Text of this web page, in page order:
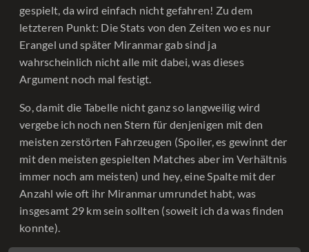
gespielt, da wird einfach nicht gefahren! Zu dem
letzteren Punkt: Die Stats von den Zeiten wo es nur
Erangel und später Miranmar gab sind ja
wahrscheinlich nicht alle mit dabei, was dieses
Argument noch mal festigt.
So, damit die Tabelle nicht ganz so langweilig wird
vergebe ich noch nen Stern für denjenigen mit den
meisten zerstörten Fahrzeugen (Spoiler, es gewinnt der
mit den meisten gespielten Matches aber im Verhältnis
immer noch am meisten) und hey, eine Spalte mit der
Anzahl wie oft ihr Miranmar umrundet habt, was
insgesamt 29 km sein sollten (soweit ich da was finden
konnte).